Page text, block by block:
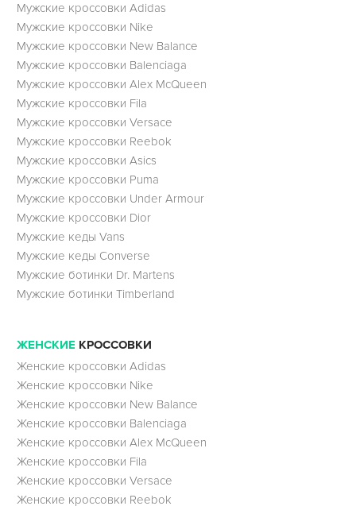
Мужские кроссовки Adidas
Мужские кроссовки Nike
Мужские кроссовки New Balance
Мужские кроссовки Balenciaga
Мужские кроссовки Alex McQueen
Мужские кроссовки Fila
Мужские кроссовки Versace
Мужские кроссовки Reebok
Мужские кроссовки Asics
Мужские кроссовки Puma
Мужские кроссовки Under Armour
Мужские кроссовки Dior
Мужские кеды Vans
Мужские кеды Converse
Мужские ботинки Dr. Martens
Мужские ботинки Timberland
ЖЕНСКИЕ КРОССОВКИ
Женские кроссовки Adidas
Женские кроссовки Nike
Женские кроссовки New Balance
Женские кроссовки Balenciaga
Женские кроссовки Alex McQueen
Женские кроссовки Fila
Женские кроссовки Versace
Женские кроссовки Reebok